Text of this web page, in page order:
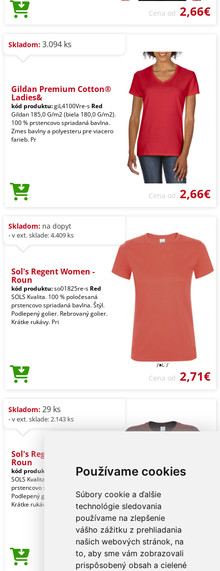
Používame cookies
Súbory cookie a ďalšie
technológie sledovania
používame na zlepšenie
vášho zážitku z prehliadania
našich webových stránok, na
to, aby sme vám zobrazovali
prispôsobený obsah a cielené
Cena od 2,66€
Skladom: 3.094 ks
Gildan Premium Cotton®
Ladies&
kód produktu:giL4100Vre-s Red
Gildan 185,0 G/m2 (biela 180,0 G/m2).
100 % prstencovo spriadaná bavlna.
Zmes bavlny a polyesteru pre viacero
farieb. Pr
Cena od 2,66€
Skladom: na dopyt
- v ext. sklade: 4.409 ks
Sol's Regent Women -
Roun
kód produktu:so01825re-s Red
SOLS Kvalita. 100 % poločesaná
prstencovo spriadaná bavlna. Štýl.
Podlepený golier. Rebrovaný golier.
Krátke rukávy. Pri
Cena od 2,71€
Skladom: 29 ks
- v ext. sklade: 2.143 ks
Sol's Regent Women -
Roun
kód produktu: so01825bu-sMaroon
SOLS Kvalita. 100 % poločesaná
prstencovo spriadaná bavlna. Štýl.
Podlepený golier. Rebrovaný golier.
Krátke rukávy. Pri
Cena od 2,71€